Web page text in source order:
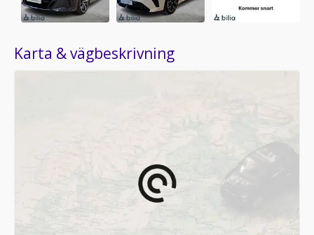
Karta & vägbeskrivning